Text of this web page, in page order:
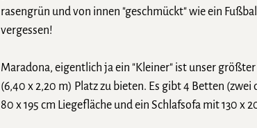
rasengrün und von innen "geschmückt" wie ein
vergessen!
Maradona, eigentlich ja ein "Kleiner" ist unser
(6,40 x 2,20 m) Platz zu bieten. Es gibt 4 Betten
80 x 195 cm Liegefläche und ein Schlafsofa mit 130 x